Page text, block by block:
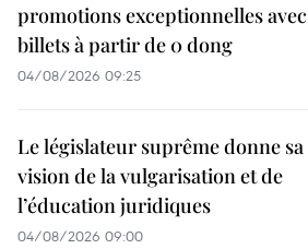
promotions exceptionnelles
billets à partir de 0 dong
04/08/2026 09:25
Le législateur suprême donne sa
vision de la vulgarisation et de
l’éducation juridiques
04/08/2026 09:00